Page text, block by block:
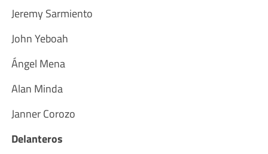
Jeremy Sarmiento
John Yeboah
Ángel Mena
Alan Minda
Janner Corozo
Delanteros